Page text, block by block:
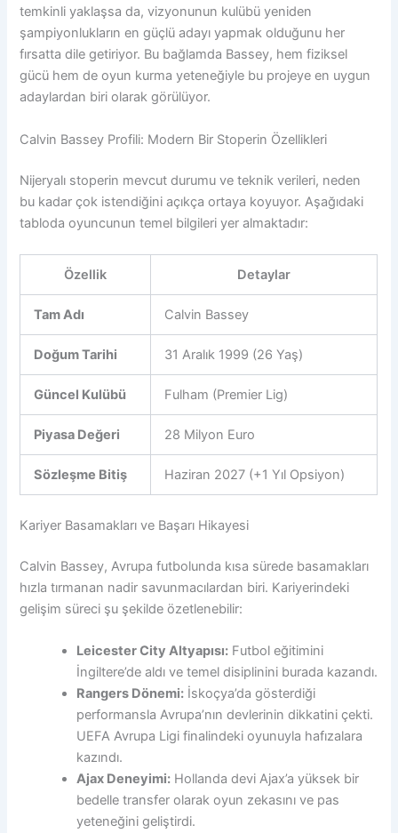
temkinli yaklaşsa da, vizyonunun kulübü yeniden
şampiyonlukların en güçlü adayı yapmak olduğunu her
fırsatta dile getiriyor. Bu bağlamda Bassey, hem fiziksel
gücü hem de oyun kurma yeteneğiyle bu projeye en uygun
adaylardan biri olarak görülüyor.
Calvin Bassey Profili: Modern Bir Stoperin Özellikleri
Nijeryalı stoperin mevcut durumu ve teknik verileri, neden
bu kadar çok istendiğini açıkça ortaya koyuyor. Aşağıdaki
tabloda oyuncunun temel bilgileri yer almaktadır:
Özellik Detaylar
Tam Adı Calvin Bassey
Doğum Tarihi 31 Aralık 1999 (26 Yaş)
Güncel Kulübü Fulham (Premier Lig)
Piyasa Değeri 28 Milyon Euro
Sözleşme Bitiş Haziran 2027 (+1 Yıl Opsiyon)
Kariyer Basamakları ve Başarı Hikayesi
Calvin Bassey, Avrupa futbolunda kısa sürede basamakları
hızla tırmanan nadir savunmacılardan biri. Kariyerindeki
gelişim süreci şu şekilde özetlenebilir:
Leicester City Altyapısı: Futbol eğitimini
İngiltere’de aldı ve temel disiplinini burada kazandı.
Rangers Dönemi: İskoçya’da gösterdiği
performansla Avrupa’nın devlerinin dikkatini çekti.
UEFA Avrupa Ligi finalindeki oyunuyla hafızalara
kazındı.
Ajax Deneyimi: Hollanda devi Ajax’a yüksek bir
bedelle transfer olarak oyun zekasını ve pas
yeteneğini geliştirdi.